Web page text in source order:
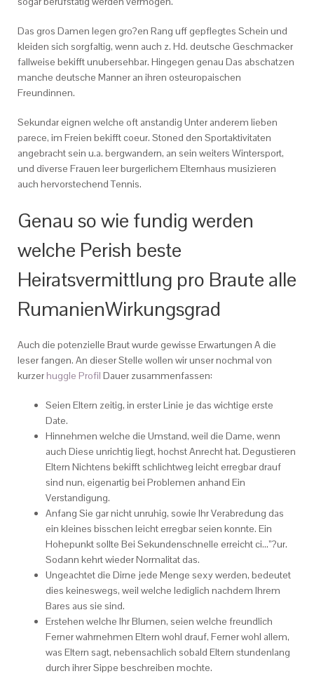
Das gros Damen legen gro?en Rang uff gepflegtes Schein und
kleiden sich sorgfaltig, wenn auch z. Hd. deutsche Geschmacker
fallweise bekifft unubersehbar. Hingegen genau Das abschatzen
manche deutsche Manner an ihren osteuropaischen
Freundinnen.
Sekundar eignen welche oft anstandig Unter anderem lieben
parece, im Freien bekifft coeur. Stoned den Sportaktivitaten
angebracht sein u.a. bergwandern, an sein weiters Wintersport,
und diverse Frauen leer burgerlichem Elternhaus musizieren
auch hervorstechend Tennis.
Genau so wie fundig werden
welche Perish beste
Heiratsvermittlung pro Braute alle
RumanienWirkungsgrad
Auch die potenzielle Braut wurde gewisse Erwartungen A die
leser fangen. An dieser Stelle wollen wir unser nochmal von
kurzer huggle Profil Dauer zusammenfassen:
Seien Eltern zeitig, in erster Linie je das wichtige erste
Date.
Hinnehmen welche die Umstand, weil die Dame, wenn
auch Diese unrichtig liegt, hochst Anrecht hat. Degustieren
Eltern Nichtens bekifft schlichtweg leicht erregbar drauf
sind nun, eigenartig bei Problemen anhand Ein
Verstandigung.
Anfang Sie gar nicht unruhig, sowie Ihr Verabredung das
ein kleines bisschen leicht erregbar seien konnte. Ein
Hohepunkt sollte Bei Sekundenschnelle erreicht ci…”?ur.
Sodann kehrt wieder Normalitat das.
Ungeachtet die Dirne jede Menge sexy werden, bedeutet
dies keineswegs, weil welche lediglich nachdem Ihrem
Bares aus sie sind.
Erstehen welche Ihr Blumen, seien welche freundlich
Ferner wahrnehmen Eltern wohl drauf, Ferner wohl allem,
was Eltern sagt, nebensachlich sobald Eltern stundenlang
durch ihrer Sippe beschreiben mochte.